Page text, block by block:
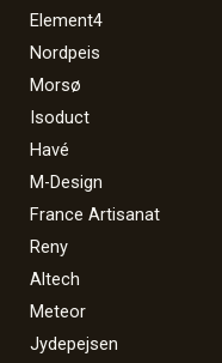
Element4
Nordpeis
Morsø
Isoduct
Havé
M-Design
France Artisanat
Reny
Altech
Meteor
Jydepejsen